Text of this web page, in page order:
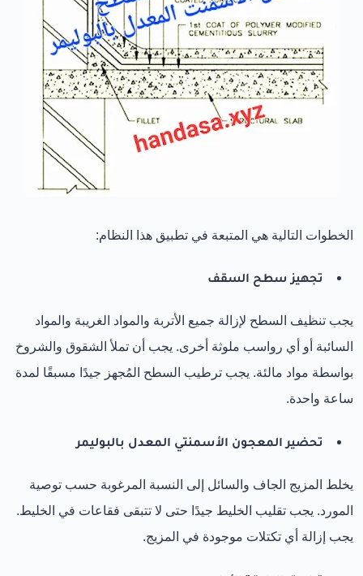
الخطوات التالية هي المتبعة في تطبيق هذا النظام:
تجهيز سطح السقف
يجب تنظيف السطح لإزالة جميع الأتربة والمواد الغريبة والمواد
السائبة أو أي رواسب ملوثة أخرى. يجب أن تملأ الشقوق والشروخ
بواسطة مواد مالئة. يجب ترطيب السطح المُجهز جيدًا مسبقًا لمدة
ساعة واحدة.
تحضير المعجون الأسمنتي المعدل بالبوليمر
يخلط المزيج الجاف والسائل إلى النسبة المرغوبة حسب توصية
المورد. يجب تقليب الخليط جيدًا حتى لا تتبقى فقاعات في الخليط.
يجب إزالة أي تكتلات موجودة في المزيج.